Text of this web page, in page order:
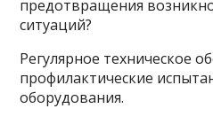
предотвращения
ситуаций?
Регулярное техническое
профилактические
оборудования.